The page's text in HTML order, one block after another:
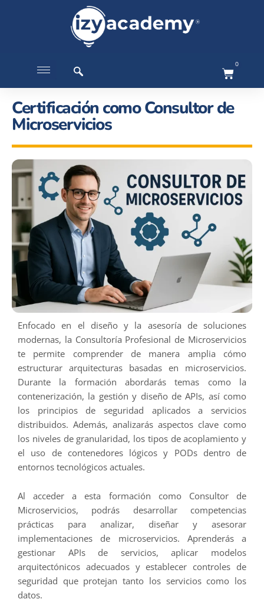
0
Certificación como Consultor de
Microservicios
Enfocado en el diseño y la asesoría de soluciones
modernas, la Consultoría Profesional de Microservicios
te permite comprender de manera amplia cómo
estructurar arquitecturas basadas en microservicios.
Durante la formación abordarás temas como la
contenerización, la gestión y diseño de APIs, así como
los principios de seguridad aplicados a servicios
distribuidos. Además, analizarás aspectos clave como
los niveles de granularidad, los tipos de acoplamiento y
el uso de contenedores lógicos y PODs dentro de
entornos tecnológicos actuales.
Al acceder a esta formación como Consultor de
Microservicios, podrás desarrollar competencias
prácticas para analizar, diseñar y asesorar
implementaciones de microservicios. Aprenderás a
gestionar APIs de servicios, aplicar modelos
arquitectónicos adecuados y establecer controles de
seguridad que protejan tanto los servicios como los
datos.